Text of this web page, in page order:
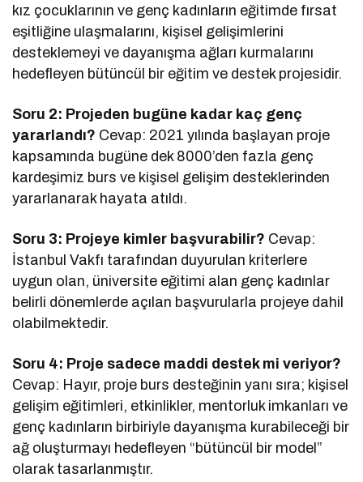
kız çocuklarının ve genç kadınların eğitimde fırsat
eşitliğine ulaşmalarını, kişisel gelişimlerini
desteklemeyi ve dayanışma ağları kurmalarını
hedefleyen bütüncül bir eğitim ve destek projesidir.
Soru 2: Projeden bugüne kadar kaç genç
yararlandı? Cevap: 2021 yılında başlayan proje
kapsamında bugüne dek 8000’den fazla genç
kardeşimiz burs ve kişisel gelişim desteklerinden
yararlanarak hayata atıldı.
Soru 3: Projeye kimler başvurabilir? Cevap:
İstanbul Vakfı tarafından duyurulan kriterlere
uygun olan, üniversite eğitimi alan genç kadınlar
belirli dönemlerde açılan başvurularla projeye dahil
olabilmektedir.
Soru 4: Proje sadece maddi destek mi veriyor?
Cevap: Hayır, proje burs desteğinin yanı sıra; kişisel
gelişim eğitimleri, etkinlikler, mentorluk imkanları ve
genç kadınların birbiriyle dayanışma kurabileceği bir
ağ oluşturmayı hedefleyen “bütüncül bir model”
olarak tasarlanmıştır.